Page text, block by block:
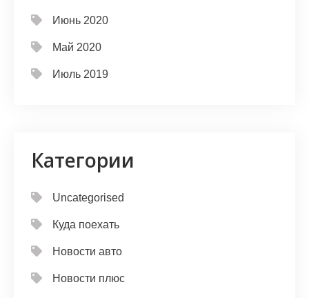
Июнь 2020
Май 2020
Июль 2019
Категории
Uncategorised
Куда поехать
Новости авто
Новости плюс